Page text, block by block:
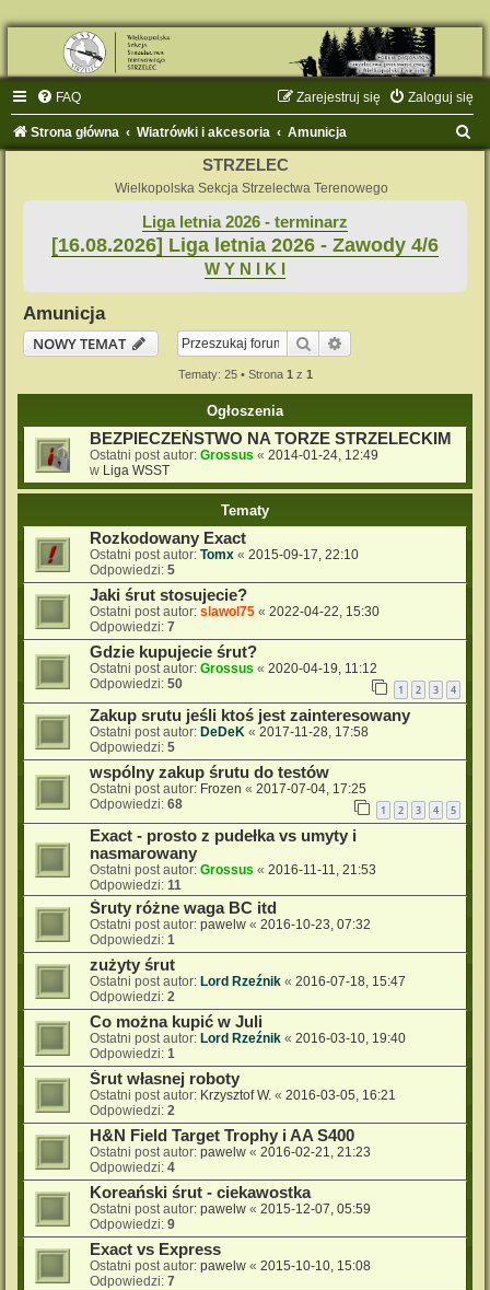
FAQ Zaloguj się
Zarejestruj się
Strona główna Wiatrówki i akcesoria Amunicja
STRZELEC
Wielkopolska Sekcja Strzelectwa Terenowego
Liga letnia 2026 - terminarz
[16.08.2026] Liga letnia 2026 - Zawody 4/6
W Y N I K I
Amunicja
NOWY TEMAT
Szukaj
Tematy: 25 • Strona 1 z 1
Ogłoszenia
BEZPIECZEŃSTWO NA TORZE STRZELECKIM
Ostatni post autor: Grossus « 2014-01-24, 12:49
w Liga WSST
Tematy
Rozkodowany Exact
Ostatni post autor: Tomx « 2015-09-17, 22:10
Odpowiedzi: 5
Jaki śrut stosujecie?
Ostatni post autor: slawol75 « 2022-04-22, 15:30
Odpowiedzi: 7
Gdzie kupujecie śrut?
Ostatni post autor: Grossus « 2020-04-19, 11:12
Odpowiedzi: 50 1 2 3 4
Zakup srutu jeśli ktoś jest zainteresowany
Ostatni post autor: DeDeK « 2017-11-28, 17:58
Odpowiedzi: 5
wspólny zakup śrutu do testów
Ostatni post autor: Frozen « 2017-07-04, 17:25
Odpowiedzi: 68 1 2 3 4 5
Exact - prosto z pudełka vs umyty i
nasmarowany
Ostatni post autor: Grossus « 2016-11-11, 21:53
Odpowiedzi: 11
Śruty różne waga BC itd
Ostatni post autor: pawelw « 2016-10-23, 07:32
Odpowiedzi: 1
zużyty śrut
Ostatni post autor: Lord Rzeźnik « 2016-07-18, 15:47
Odpowiedzi: 2
Co można kupić w Juli
Ostatni post autor: Lord Rzeźnik « 2016-03-10, 19:40
Odpowiedzi: 1
Śrut własnej roboty
Ostatni post autor: Krzysztof W. « 2016-03-05, 16:21
Odpowiedzi: 2
H&N Field Target Trophy i AA S400
Ostatni post autor: pawelw « 2016-02-21, 21:23
Odpowiedzi: 4
Koreański śrut - ciekawostka
Ostatni post autor: pawelw « 2015-12-07, 05:59
Odpowiedzi: 9
Exact vs Express
Ostatni post autor: pawelw « 2015-10-10, 15:08
Odpowiedzi: 7